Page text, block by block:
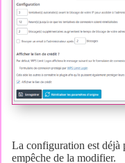
La configuration est déjà
empêche de la modifier.